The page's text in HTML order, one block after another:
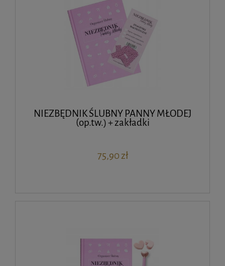
NIEZBĘDNIK ŚLUBNY PANNY MŁODEJ
(op.tw.) + zakładki
75,90 zł